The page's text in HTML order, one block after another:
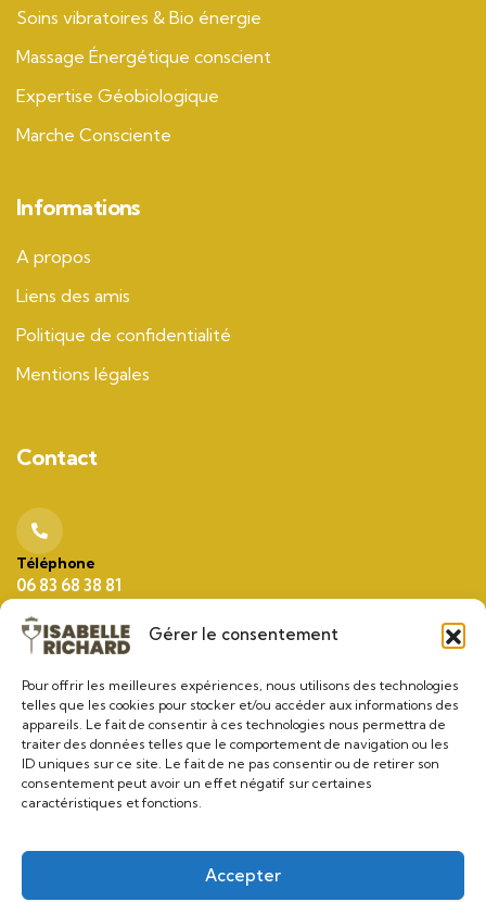
Gérer le consentement
Pour offrir les meilleures expériences, nous utilisons des technologies
telles que les cookies pour stocker et/ou accéder aux informations des
appareils. Le fait de consentir à ces technologies nous permettra de
traiter des données telles que le comportement de navigation ou les
ID uniques sur ce site. Le fait de ne pas consentir ou de retirer son
consentement peut avoir un effet négatif sur certaines
caractéristiques et fonctions.
Accepter
Soins vibratoires & Bio énergie
Massage Énergétique conscient
Expertise Géobiologique
Marche Consciente
Informations
A propos
Liens des amis
Politique de confidentialité
Mentions légales
Contact
Téléphone
06 83 68 38 81
contact@isabelle-richard.fr
Adresse
397 Ch de l'Estagnol
(La Moutonne)